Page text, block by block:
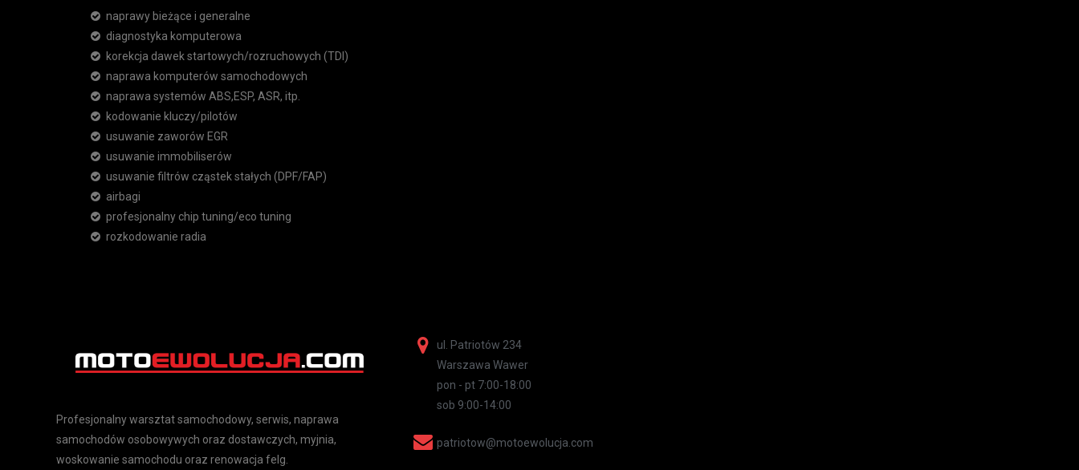
naprawy bieżące i generalne
diagnostyka komputerowa
korekcja dawek startowych/rozruchowych (TDI)
naprawa komputerów samochodowych
naprawa systemów ABS,ESP, ASR, itp.
kodowanie kluczy/pilotów
usuwanie zaworów EGR
usuwanie immobiliserów
usuwanie filtrów cząstek stałych (DPF/FAP)
airbagi
profesjonalny chip tuning/eco tuning
rozkodowanie radia
Profesjonalny warsztat samochodowy, serwis, naprawa
samochodów osobowywych oraz dostawczych, myjnia,
woskowanie samochodu oraz renowacja felg.
ul. Patriotów 234
Warszawa Wawer
pon - pt 7:00-18:00
sob 9:00-14:00
patriotow@motoewolucja.com